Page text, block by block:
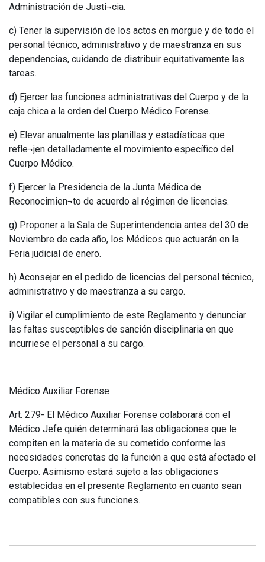
Administración de Justi¬cia.
c) Tener la supervisión de los actos en morgue y de todo el
personal técnico, administrativo y de maestranza en sus
dependencias, cuidando de distribuir equitativamente las
tareas.
d) Ejercer las funciones administrativas del Cuerpo y de la
caja chica a la orden del Cuerpo Médico Forense.
e) Elevar anualmente las planillas y estadísticas que
refle¬jen detalladamente el movimiento específico del
Cuerpo Médico.
f) Ejercer la Presidencia de la Junta Médica de
Reconocimien¬to de acuerdo al régimen de licencias.
g) Proponer a la Sala de Superintendencia antes del 30 de
Noviembre de cada año, los Médicos que actuarán en la
Feria judicial de enero.
h) Aconsejar en el pedido de licencias del personal técnico,
administrativo y de maestranza a su cargo.
i) Vigilar el cumplimiento de este Reglamento y denunciar
las faltas susceptibles de sanción disciplinaria en que
incurriese el personal a su cargo.
Médico Auxiliar Forense
Art. 279- El Médico Auxiliar Forense colaborará con el
Médico Jefe quién determinará las obligaciones que le
compiten en la materia de su cometido conforme las
necesidades concretas de la función a que está afectado el
Cuerpo. Asimismo estará sujeto a las obligaciones
establecidas en el presente Reglamento en cuanto sean
compatibles con sus funciones.